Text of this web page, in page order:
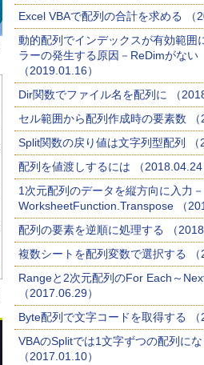
Excel VBAで配列の合計を求める （
動的配列でインデックスが有効範囲
ラーの発生する原因－ReDimがない
（2019.01.16）
Dir関数でファイル名を配列に （
セル範囲から配列作成時の要素数 （
Split関数の戻り値は文字列型配列 （
配列を値渡しするには （2018.04.24
1次元配列のデータを縦方向に入力－
WorksheetFunction.Transpose （
配列の要素を逆順に処理する （
複数シートを配列変数で選択する （
Rangeと2次元配列のFor Each～
（2017.06.29）
Byte配列で文字コードを取得する （
VBAのSplitでは1文字ずつの配列に
（2017.01.10）